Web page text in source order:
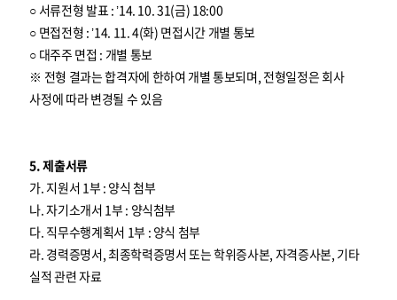
○ 서류전형 발표 : ’14. 10. 31(금) 18:00
○ 면접전형 : ’14. 11. 4(화) 면접시간 개별 통보
○ 대주주 면접 : 개별 통보
※ 전형 결과는 합격자에 한하여 개별 통보되며, 전형일정은 회사
사정에 따라 변경될 수 있음
5. 제출서류
가. 지원서 1부 : 양식 첨부
나. 자기소개서 1부 : 양식첨부
다. 직무수행계획서 1부 : 양식 첨부
라. 경력증명서, 최종학력증명서 또는 학위증사본, 자격증사본, 기타
실적 관련 자료